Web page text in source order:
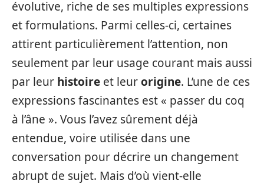
évolutive, riche de ses multiples expressions
et formulations. Parmi celles-ci, certaines
attirent particulièrement l’attention, non
seulement par leur usage courant mais aussi
par leur histoire et leurorigine. L’une de ces
expressions fascinantes est « passer du coq
à l’âne ». Vous l’avez sûrement déjà
entendue, voire utilisée dans une
conversation pour décrire un changement
abrupt de sujet. Mais d’où vient-elle